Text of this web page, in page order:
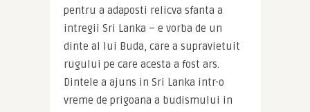
pentru a adaposti relicva sfanta a
intregii Sri Lanka – e vorba de un
dinte al lui Buda, care a supravietuit
rugului pe care acesta a fost ars.
Dintele a ajuns in Sri Lanka intr-o
vreme de prigoana a budismului in